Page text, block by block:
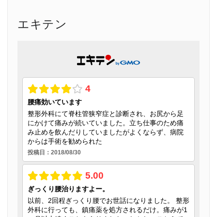
エキテン